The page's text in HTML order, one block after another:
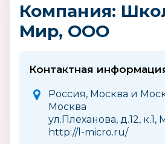
Компания:
Мир, ООО
Контактная
Россия, Москва и
Москва
ул.Плеханова, д.12, к.1,
http://l-micro.ru/